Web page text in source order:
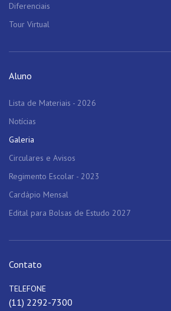
Diferenciais
Tour Virtual
Aluno
Lista de Materiais - 2026
Notícias
Galeria
Circulares e Avisos
Regimento Escolar - 2023
Cardápio Mensal
Edital para Bolsas de Estudo 2027
Contato
TELEFONE
(11) 2292-7300